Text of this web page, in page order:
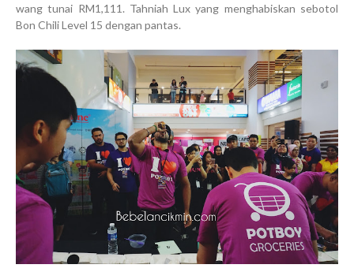
wang tunai RM1,111. Tahniah Lux yang menghabiskan sebotol
Bon Chili Level 15 dengan pantas.